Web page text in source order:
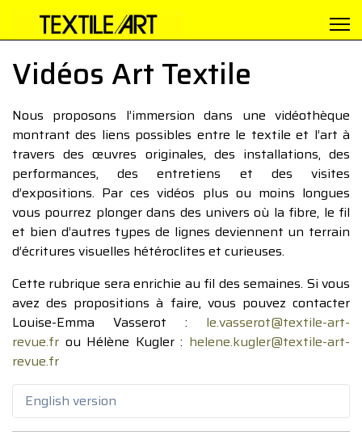
Vidéos Art Textile
Nous proposons l’immersion dans une vidéothèque
montrant des liens possibles entre le textile et l’art à
travers des œuvres originales, des installations, des
performances, des entretiens et des visites
d’expositions. Par ces vidéos plus ou moins longues
vous pourrez plonger dans des univers où la fibre, le fil
et bien d’autres types de lignes deviennent un terrain
d’écritures visuelles hétéroclites et curieuses.
Cette rubrique sera enrichie au fil des semaines. Si vous
avez des propositions à faire, vous pouvez contacter
Louise-Emma Vasserot : le.vasserot@textile-art-
revue.fr ou Hélène Kugler : helene.kugler@textile-art-
revue.fr
English version